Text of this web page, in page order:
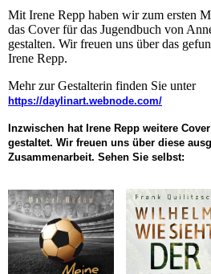
Mit Irene Repp haben wir zum ersten
das Cover für das Jugendbuch von
gestalten. Wir freuen uns über das
Irene Repp.
Mehr zur Gestalterin finden Sie unter
https://daylinart.webnode.com/
Inzwischen hat Irene Repp weitere
gestaltet. Wir freuen uns über diese
Zusammenarbeit. Sehen Sie selbst: